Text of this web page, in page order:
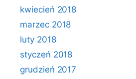
kwiecień 2018
marzec 2018
luty 2018
styczeń 2018
grudzień 2017